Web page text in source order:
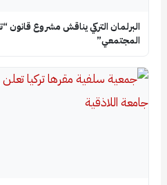
البرلمان التركي يناقش مشروع قانون
المجتمعي”